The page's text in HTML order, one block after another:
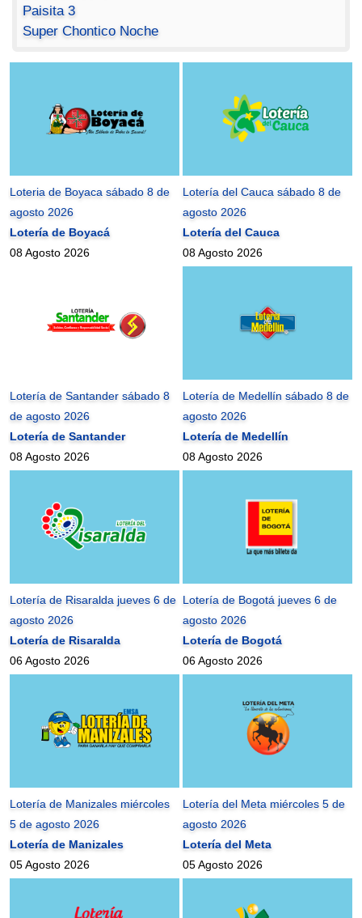
Paisita 3
Super Chontico Noche
Loteria de Boyaca sábado 8 de
agosto 2026
Lotería de Boyacá
08 Agosto 2026
Lotería del Cauca sábado 8 de
agosto 2026
Lotería del Cauca
08 Agosto 2026
Lotería de Santander sábado 8
de agosto 2026
Lotería de Santander
08 Agosto 2026
Lotería de Medellín sábado 8 de
agosto 2026
Lotería de Medellín
08 Agosto 2026
Lotería de Risaralda jueves 6 de
agosto 2026
Lotería de Risaralda
06 Agosto 2026
Lotería de Bogotá jueves 6 de
agosto 2026
Lotería de Bogotá
06 Agosto 2026
Lotería de Manizales miércoles
5 de agosto 2026
Lotería de Manizales
05 Agosto 2026
Lotería del Meta miércoles 5 de
agosto 2026
Lotería del Meta
05 Agosto 2026